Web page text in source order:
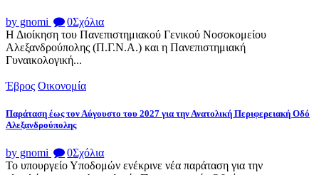
by gnomi 0Σχόλια
Η Διοίκηση του Πανεπιστημιακού Γενικού Νοσοκομείου
Αλεξανδρούπολης (Π.Γ.Ν.Α.) και η Πανεπιστημιακή
Γυναικολογική...
Έβρος Οικονομία
Παράταση έως τον Αύγουστο του 2027 για την Ανατολική Περιφερειακή Οδό
Αλεξανδρούπολης
by gnomi 0Σχόλια
Το υπουργείο Υποδομών ενέκρινε νέα παράταση για την